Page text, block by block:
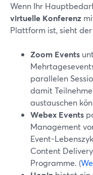
Wenn Ihr
virtuelle Konferenz
Plattform ist, sieht
Zoom Events
parallelen
damit
austauschen
Webex Events
Management
Event-
Content
Programme. (